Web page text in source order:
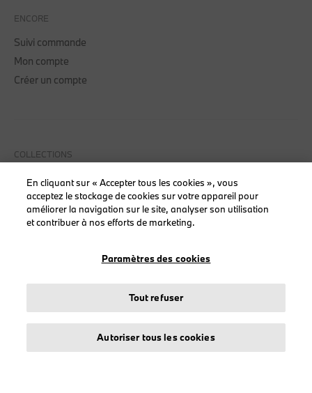
ENCORE
Suivi commande
Mon compte
Créer un compte
COLLECTIONS
Vêtements
Casquettes
BMW
À propos de stichd
En cliquant sur « Accepter tous les cookies », vous
acceptez le stockage de cookies sur votre appareil pour
améliorer la navigation sur le site, analyser son utilisation
et contribuer à nos efforts de marketing.
Paramètres des cookies
Tout refuser
Autoriser tous les cookies